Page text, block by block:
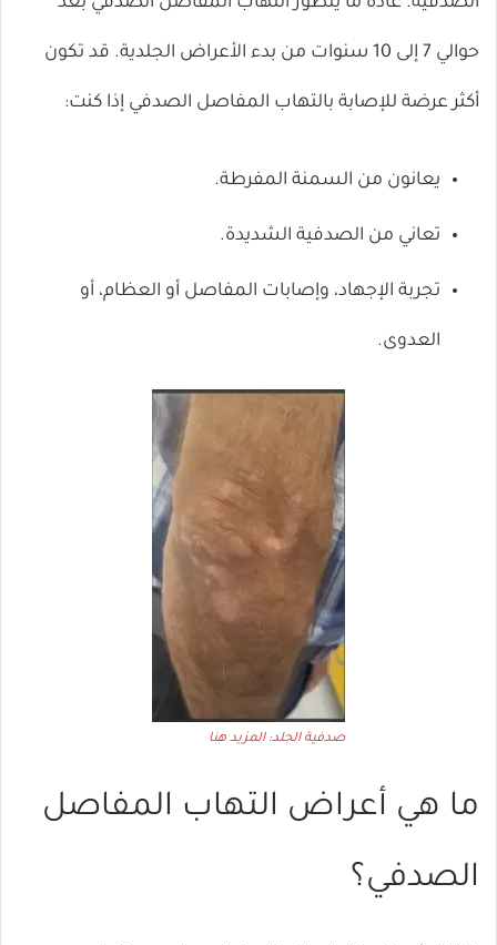
حوالي 7 إلى 10 سنوات من بدء الأعراض الجلدية. قد تكون
أكثر عرضة للإصابة بالتهاب المفاصل الصدفي إذا كنت:
يعانون من السمنة المفرطة.
تعاني من الصدفية الشديدة.
تجربة الإجهاد، وإصابات المفاصل أو العظام، أو
العدوى.
صدفية الجلد: المزيد هنا
ما هي أعراض التهاب المفاصل
الصدفي؟